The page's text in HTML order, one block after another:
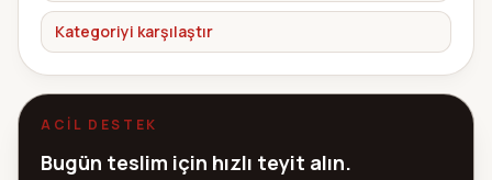
Kategoriyi karşılaştır
ACIL DESTEK
Bugün teslim için hızlı teyit alın.